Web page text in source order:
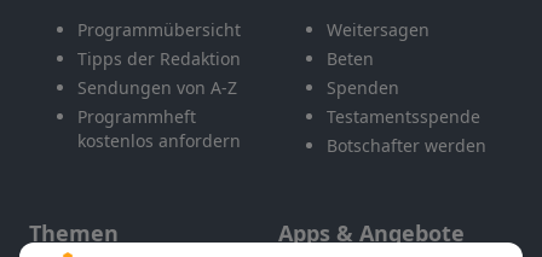
Programmübersicht
Tipps der Redaktion
Sendungen von A-Z
Programmheft
kostenlos anfordern
Weitersagen
Beten
Spenden
Testamentsspende
Botschafter werden
Themen Apps & Angebote